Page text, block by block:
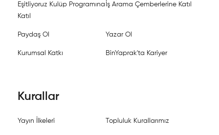
Eşitliyoruz Kulüp Programına
Katıl
İş Arama Çemberlerine Katıl
Paydaş Ol Yazar Ol
Kurumsal Katkı BinYaprak'ta Kariyer
Kurallar
Yayın İlkeleri Topluluk Kurallarımız